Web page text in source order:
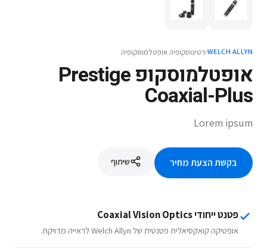
WELCH ALLYN רטינוסקופיה אופטלמוסקופיה
אופטלמוסקופ Prestige
Coaxial-Plus
Lorem ipsum
בקשת הצעת מחיר שיתוף
פטנט ייחודי Coaxial Vision Optics
אופטיקה קואקסיאלית פטנטית של Welch Allyn לראייה מדויקת.